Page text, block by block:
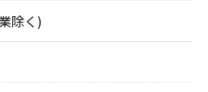
除く)